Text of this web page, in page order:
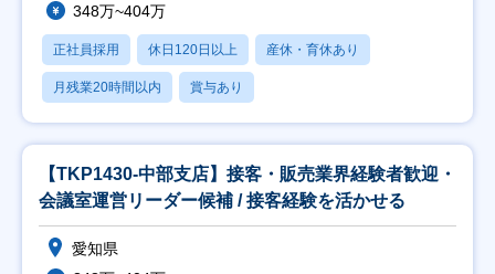
348万~404万
正社員採用 休日120日以上 産休・育休あり
月残業20時間以内 賞与あり
【TKP1430-中部支店】接客・販売業界経験者歓迎・
会議室運営リーダー候補 / 接客経験を活かせる
愛知県